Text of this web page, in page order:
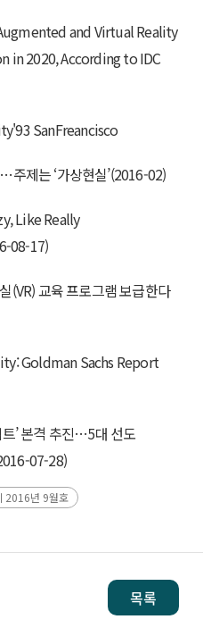
and Virtual Reality
in 2020, According to IDC
SanFreancisco
주제는 ‘가상현실’(2016-02)
Like Really
08-17)
(VR) 교육 프로그램 보급한다
Goldman Sachs Report
트’ 본격 추진…5대 선도
07-28)
2016년 9월호
목록